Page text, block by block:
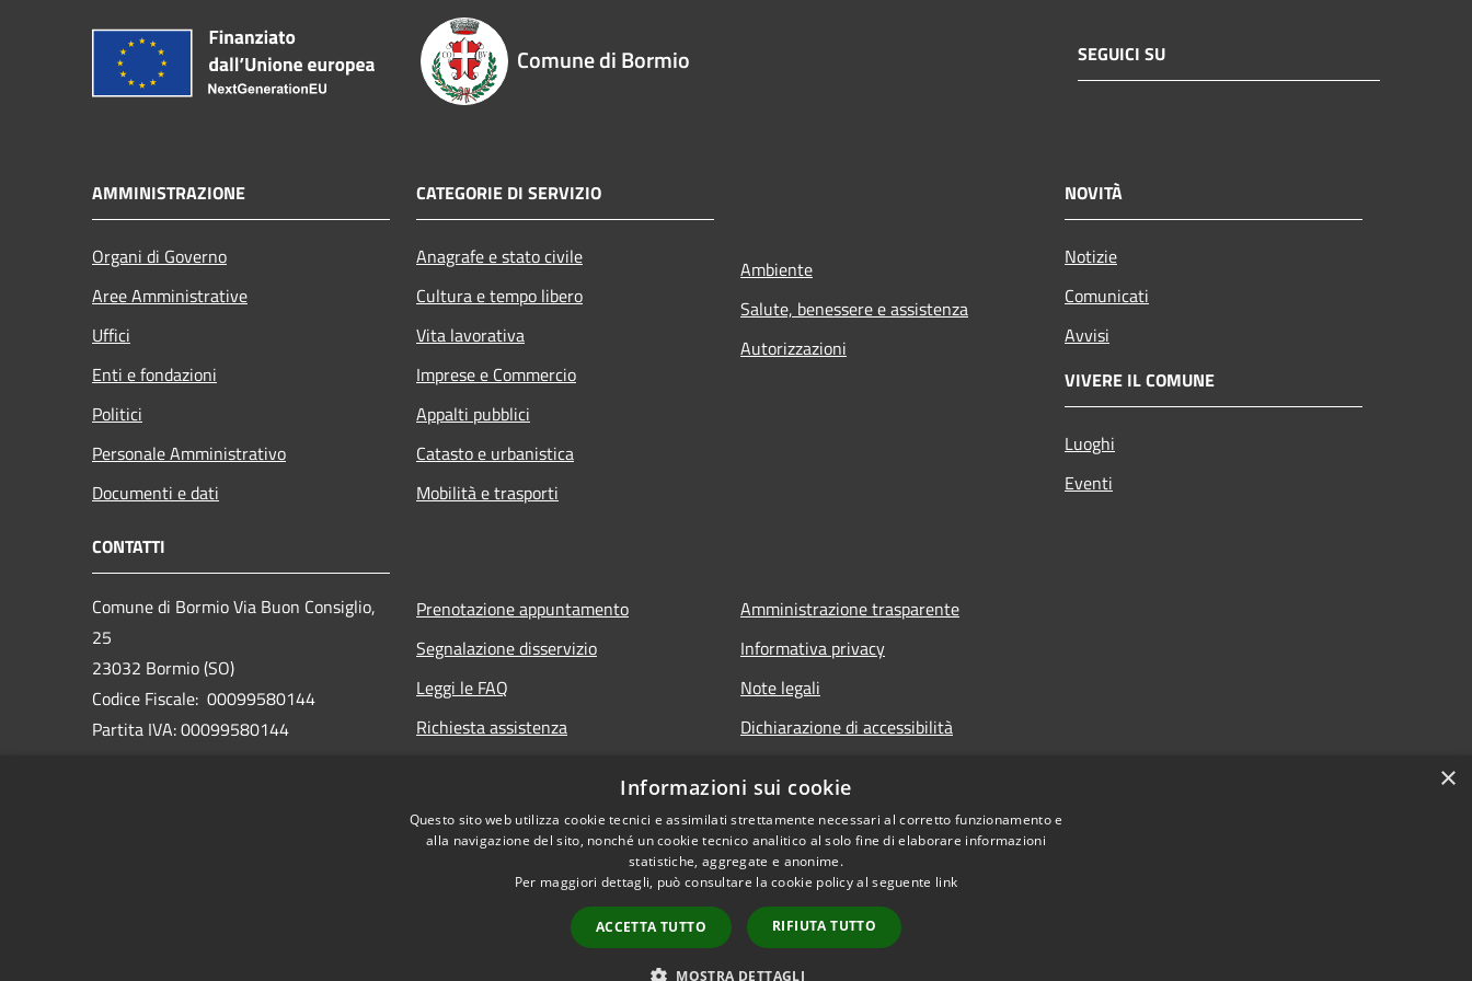
Comune di Bormio SEGUICI SU
AMMINISTRAZIONE
Organi di Governo
Aree Amministrative
Uffici
Enti e fondazioni
Politici
Personale Amministrativo
Documenti e dati
CATEGORIE DI SERVIZIO
Anagrafe e stato civile
Cultura e tempo libero
Vita lavorativa
Imprese e Commercio
Appalti pubblici
Catasto e urbanistica
Mobilità e trasporti
Ambiente
Salute, benessere e assistenza
Autorizzazioni
NOVITÀ
Notizie
Comunicati
Avvisi
VIVERE IL COMUNE
Luoghi
Eventi
CONTATTI
Comune di Bormio Via Buon Consiglio,
25
23032 Bormio (SO)
Codice Fiscale: 00099580144
Partita IVA: 00099580144
Prenotazione appuntamento
Segnalazione disservizio
Leggi le FAQ
Richiesta assistenza
Amministrazione trasparente
Informativa privacy
Note legali
Dichiarazione di accessibilità
Copyright © 2026 • Comune di Bormio • Powered by
×
Informazioni sui cookie
Questo sito web utilizza cookie tecnici e assimilati strettamente necessari al corretto funzionamento e
alla navigazione del sito, nonché un cookie tecnico analitico al solo fine di elaborare informazioni
statistiche, aggregate e anonime.
Per maggiori dettagli, può consultare la cookie policy al seguente link
ACCETTA TUTTO RIFIUTA TUTTO
MOSTRA DETTAGLI